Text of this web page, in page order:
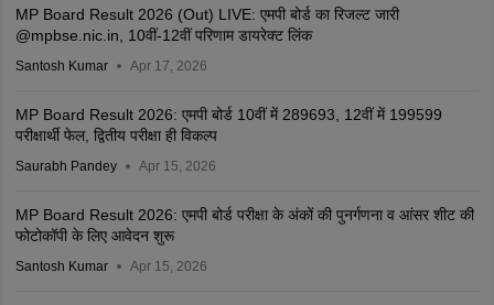
MP Board Result 2026 (Out) LIVE: एमपी बोर्ड का रिजल्ट जारी
@mpbse.nic.in, 10वीं-12वीं परिणाम डायरेक्ट लिंक
Santosh Kumar Apr 17, 2026
MP Board Result 2026: एमपी बोर्ड 10वीं में 289693, 12वीं में 199599
परीक्षार्थी फेल, द्वितीय परीक्षा ही विकल्प
Saurabh Pandey Apr 15, 2026
MP Board Result 2026: एमपी बोर्ड परीक्षा के अंकों की पुनर्गणना व आंसर शीट की
फोटोकॉपी के लिए आवेदन शुरू
Santosh Kumar Apr 15, 2026